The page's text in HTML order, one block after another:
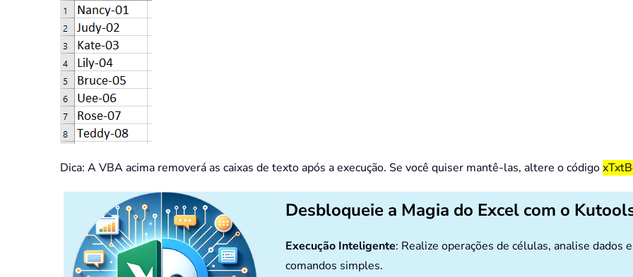
Dica: A VBA acima removerá as caixas de texto após a execução. Se você quiser mantê-las, altere o código
Desbloqueie a Magia do Excel com o
Execução Inteligente: Realize operações de células, analise
comandos simples.